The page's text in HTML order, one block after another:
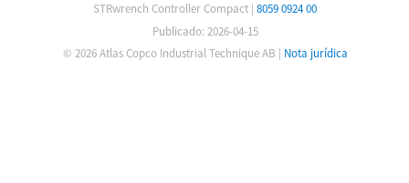
STRwrench Controller Compact | 8059 0924 00
Publicado: 2026-04-15
© 2026 Atlas Copco Industrial Technique AB | Nota jurídica